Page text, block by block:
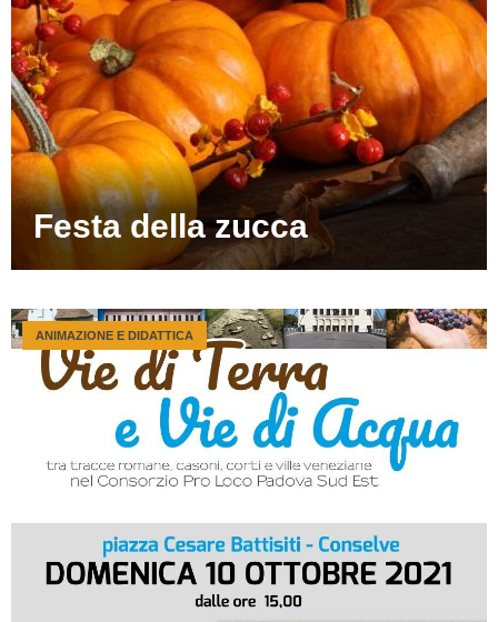
Festa della zucca
ANIMAZIONE E DIDATTICA